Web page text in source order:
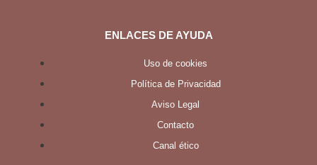
ENLACES DE AYUDA
Uso de cookies
Política de Privacidad
Aviso Legal
Contacto
Canal ético